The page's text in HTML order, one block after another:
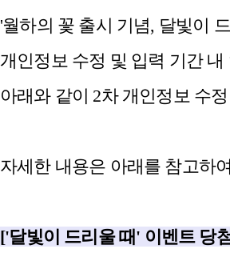
'월하의 꽃 출시 기념, 달빛이
개인정보 수정 및 입력 기간
아래와 같이 2차 개인정보 수
자세한 내용은 아래를 참고하
['달빛이 드리울 때' 이벤트 당